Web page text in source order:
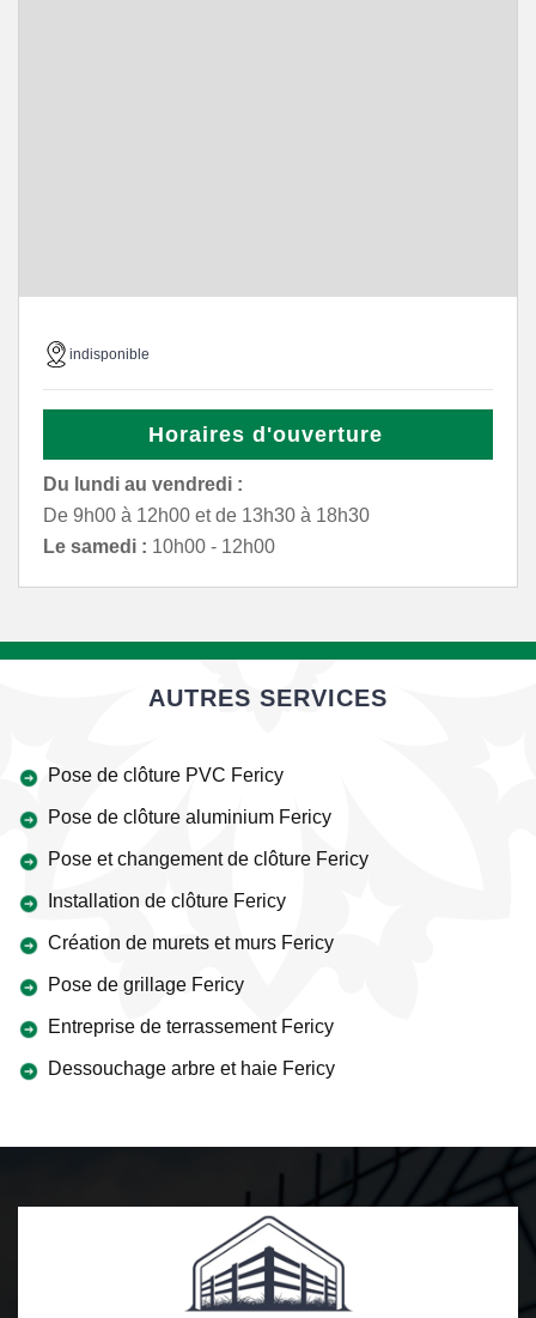
indisponible
Horaires d'ouverture
Du lundi au vendredi :
De 9h00 à 12h00 et de 13h30 à 18h30
Le samedi : 10h00 - 12h00
AUTRES SERVICES
Pose de clôture PVC Fericy
Pose de clôture aluminium Fericy
Pose et changement de clôture Fericy
Installation de clôture Fericy
Création de murets et murs Fericy
Pose de grillage Fericy
Entreprise de terrassement Fericy
Dessouchage arbre et haie Fericy